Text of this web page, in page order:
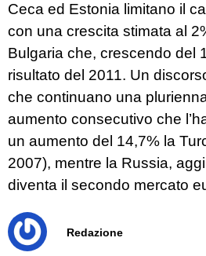
Ceca ed Estonia limitano il
con una crescita stimata al
Bulgaria che, crescendo del
risultato del 2011. Un
che continuano una
aumento consecutivo che
un aumento del 14,7% la
2007), mentre la Russia,
diventa il secondo mercato
Redazione